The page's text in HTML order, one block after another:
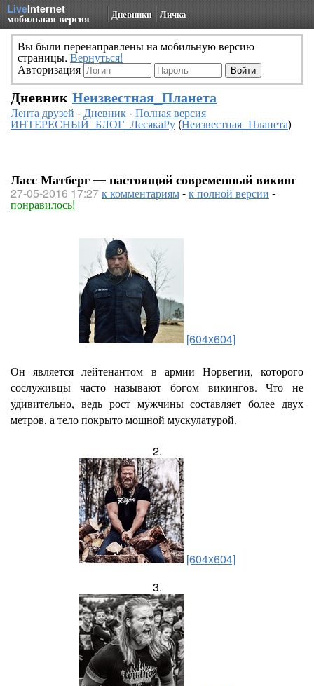
LiveInternet
мобильная версия Дневники Личка
Вы были перенаправлены на мобильную версию
страницы. Вернуться!
Авторизация
Дневник Неизвестная_Планета
Лента друзей -Дневник-Полная версия
ИНТЕРЕСНЫЙ_БЛОГ_ЛесякаРу(Неизвестная_Планета)
Ласс Матберг — настоящий современный викинг
27-05-2016 17:27к комментариям-к полной версии -
понравилось!
[604x604]
Он является лейтенантом в армии Норвегии, которого
сослуживцы часто называют богом викингов. Что не
удивительно, ведь рост мужчины составляет более двух
метров, а тело покрыто мощной мускулатурой.
2.
[604x604]
3.